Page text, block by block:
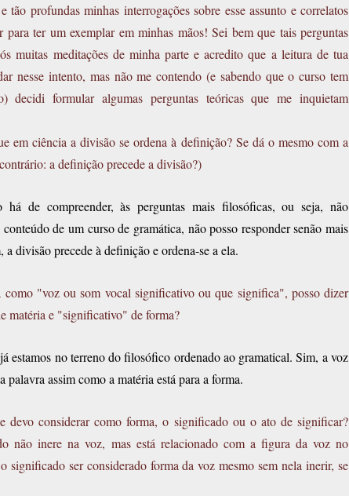
tão profundas minhas interrogações sobre esse assunto e correlatos
para ter um exemplar em minhas mãos! Sei bem que tais perguntas
muitas meditações de minha parte e acredito que a leitura de tua
nesse intento, mas não me contendo (e sabendo que o curso tem
decidi formular algumas perguntas teóricas que me inquietam
em ciência a divisão se ordena à definição? Se dá o mesmo com a
a definição precede a divisão?)
há de compreender, às perguntas mais filosóficas, ou seja, não
de um curso de gramática, não posso responder senão mais
a divisão precede à definição e ordena-se a ela.
como "voz ou som vocal significativo ou que significa", posso dizer
matéria e "significativo" de forma?
estamos no terreno do filosófico ordenado ao gramatical. Sim, a voz
palavra assim como a matéria está para a forma.
devo considerar como forma, o significado ou o ato de significar?
não inere na voz, mas está relacionado com a figura da voz no
significado ser considerado forma da voz mesmo sem nela inerir, se